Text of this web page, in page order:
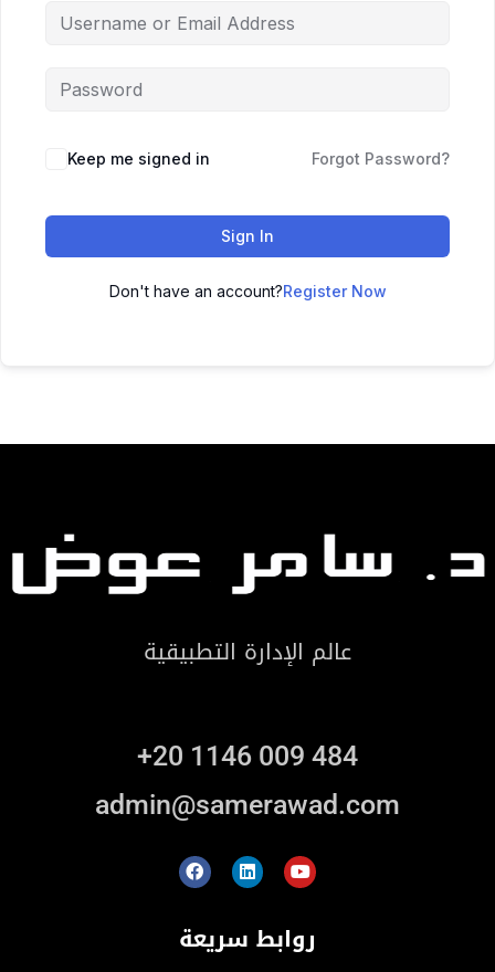
Keep me signed in Forgot Password?
Sign In
Don't have an account?Register Now
عالم الإدارة التطبيقية
+20 1146 009 484
admin@samerawad.com
روابط سريعة